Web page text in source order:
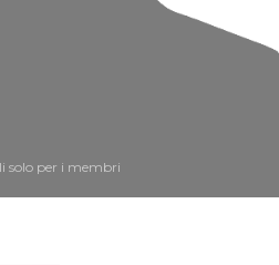
solo per i membri